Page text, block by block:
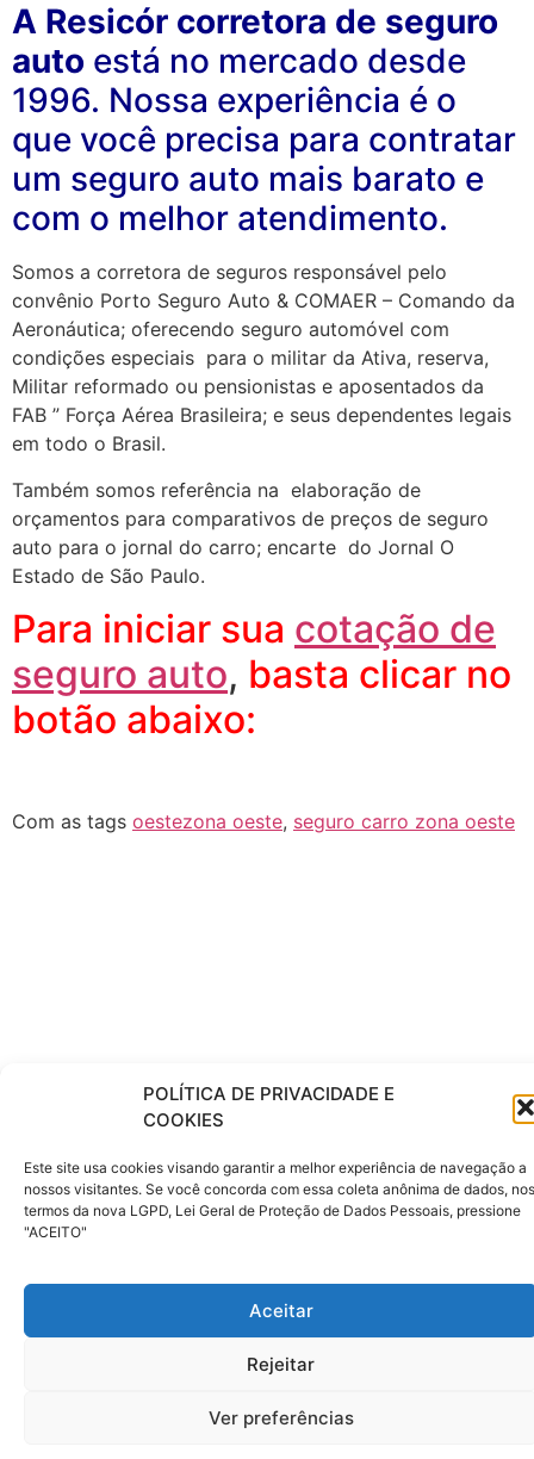
POLÍTICA DE PRIVACIDADE E
COOKIES
Este site usa cookies visando garantir a melhor experiência de navegação a
nossos visitantes. Se você concorda com essa coleta anônima de dados, nos
termos da nova LGPD, Lei Geral de Proteção de Dados Pessoais, pressione
"ACEITO"
Aceitar
Rejeitar
Ver preferências
A Resicór corretora de seguro
auto está no mercado desde
1996. Nossa experiência é o
que você precisa para contratar
um seguro auto mais barato e
com o melhor atendimento.
Somos a corretora de seguros responsável pelo
convênio Porto Seguro Auto & COMAER – Comando da
Aeronáutica; oferecendo seguro automóvel com
condições especiais para o militar da Ativa, reserva,
Militar reformado ou pensionistas e aposentados da
FAB ” Força Aérea Brasileira; e seus dependentes legais
em todo o Brasil.
Também somos referência na elaboração de
orçamentos para comparativos de preços de seguro
auto para o jornal do carro; encarte do Jornal O
Estado de São Paulo.
Para iniciar sua cotação de
seguro auto, basta clicar no
botão abaixo:
Com as tags oestezona oeste, seguro carro zona oeste